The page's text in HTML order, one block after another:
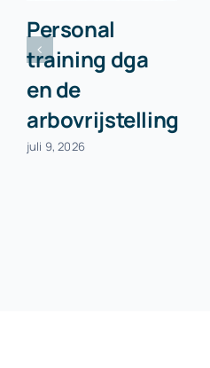
Personal
training dga
en de
arbovrijstelling
juli 9, 2026